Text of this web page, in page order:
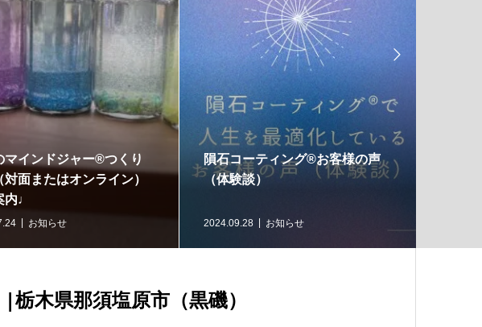
叶う🎵
ャー®︎
＼浄化と開運／どっちも叶う🎵
冬至前のW音浴＆瞑想会のご案
twinkleharmony
＼ありがとう／をつな
リーマーケットのご案

木県那須塩原市（黒磯）